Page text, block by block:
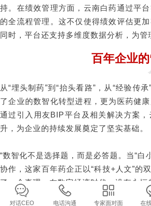
持。在绩效管理方面，云南白药通过平
的全流程管理。这不仅使得绩效评估更
同时，平台还支持多维度数据分析，为
百年企业
从“埋头制药”到“抬头看路”，从“经验传
了企业的数智化转型进程，更为医药健
通过引入用友BIP平台及相关解决方案
升，为企业的持续发展奠定了坚实基础。
“数智化不是选择题，而是必答题。当“
协作，这家百年药企正以“科技+人文”的
了一个真理：在数字经济时代，没有永
对话CEO 电话沟通 专家面对面 在